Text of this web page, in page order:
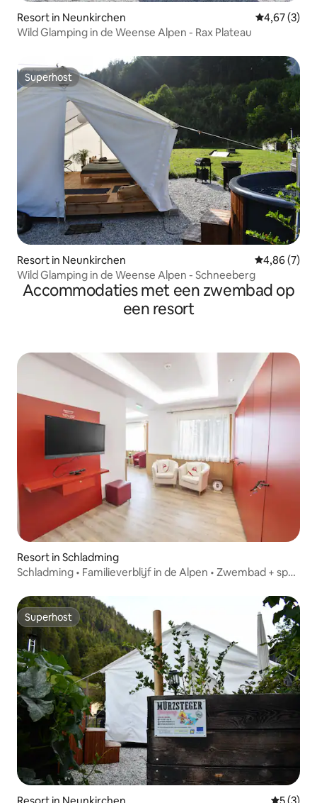
Resort in Neunkirchen
4,67 (3)
Wild Glamping in de Weense Alpen - Rax Plateau
Superhost
Superhost
Resort in Neunkirchen Gemiddelde
4,86 (7)
Wild Glamping in de Weense Alpen - Schneeberg
Accommodaties met een zwembad op
een resort
Resort in Schladming
Schladming • Familieverblijf in de Alpen • Zwembad + spa •
Superhost
Superhost
Resort in Neunkirchen
5 (3)